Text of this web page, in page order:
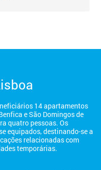
14 apartamentos
e São Domingos de
quatro pessoas. Os
equipados, destinando-se a
relacionadas com
temporárias.